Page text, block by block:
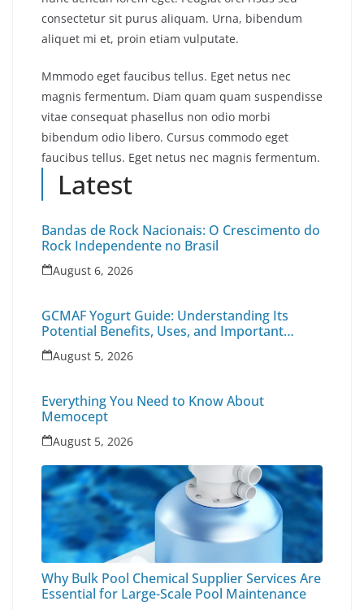
consectetur sit purus aliquam. Urna, bibendum
aliquet mi et, proin etiam vulputate.
Mmmodo eget faucibus tellus. Eget netus nec
magnis fermentum. Diam quam quam suspendisse
vitae consequat phasellus non odio morbi
bibendum odio libero. Cursus commodo eget
faucibus tellus. Eget netus nec magnis fermentum.
Latest
Bandas de Rock Nacionais: O Crescimento do
Rock Independente no Brasil
August 6, 2026
GCMAF Yogurt Guide: Understanding Its
Potential Benefits, Uses, and Important
Health Factors
August 5, 2026
Everything You Need to Know About
Memocept
August 5, 2026
Why Bulk Pool Chemical Supplier Services Are
Essential for Large-Scale Pool Maintenance